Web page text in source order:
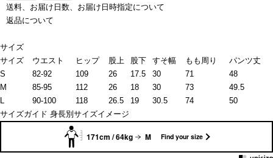
送料、お届け日数、お届け日時指定について
返品について
サイズ
サイズ
ウエスト ヒップ 股上 股下 すそ幅 もも周り
パンツ丈
S
82-92 109 26 17.5 30 71
48
M
85-95 112 26 18 30 73
49.5
L
90-100 118 26.5 19 30.5 74
50
サイズガイド 身長別サイズイメージ
171cm / 64kg M Find your size